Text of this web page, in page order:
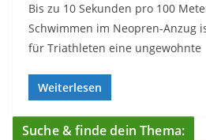
Bis zu 10 Sekunden pro 100
Schwimmen im Neopren-Anzug
für Triathleten eine ungewohnte
Weiterlesen
Suche & finde dein Thema: